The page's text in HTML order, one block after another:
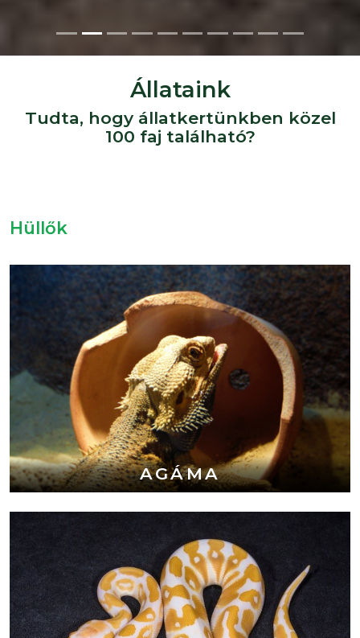
Állataink
Tudta, hogy állatkertünkben közel
100 faj található?
Hüllők
AGÁMA